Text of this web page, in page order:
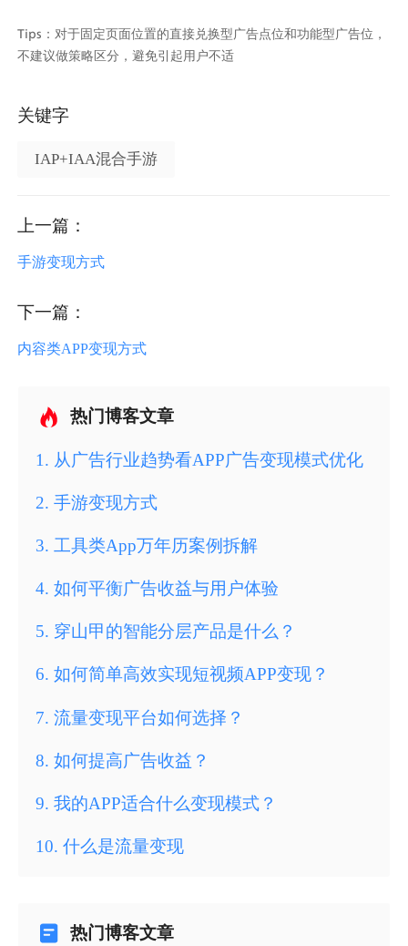
Tips：对于固定页面位置的直接兑换型广告点位和功能型广告位，
不建议做策略区分，避免引起用户不适
关键字
IAP+IAA混合手游
上一篇：
手游变现方式
下一篇：
内容类APP变现方式
热门博客文章
1 . 从广告行业趋势看APP广告变现模式优化
2.手游变现方式
3. 工具类App万年历案例拆解
4.如何平衡广告收益与用户体验
5. 穿山甲的智能分层产品是什么？
6.如何简单高效实现短视频APP变现？
7.流量变现平台如何选择？
8.如何提高广告收益？
9.我的APP适合什么变现模式？
10.什么是流量变现
热门博客文章